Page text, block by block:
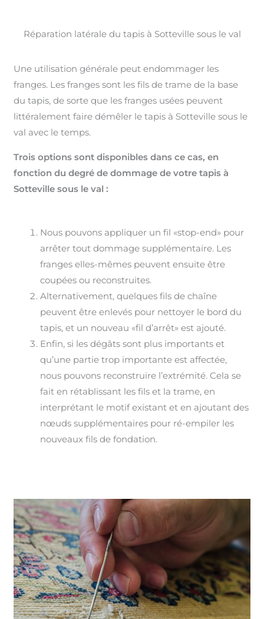
Réparation latérale du tapis à Sotteville sous le val
Une utilisation générale peut endommager les
franges. Les franges sont les fils de trame de la base
du tapis, de sorte que les franges usées peuvent
littéralement faire démêler le tapis à Sotteville sous le
val avec le temps.
Trois options sont disponibles dans ce cas, en
fonction du degré de dommage de votre tapis à
Sotteville sous le val :
Nous pouvons appliquer un fil «stop-end» pour
arrêter tout dommage supplémentaire. Les
franges elles-mêmes peuvent ensuite être
coupées ou reconstruites.
Alternativement, quelques fils de chaîne
peuvent être enlevés pour nettoyer le bord du
tapis, et un nouveau «fil d’arrêt» est ajouté.
Enfin, si les dégâts sont plus importants et
qu’une partie trop importante est affectée,
nous pouvons reconstruire l’extrémité. Cela se
fait en rétablissant les fils et la trame, en
interprétant le motif existant et en ajoutant des
nœuds supplémentaires pour ré-empiler les
nouveaux fils de fondation.